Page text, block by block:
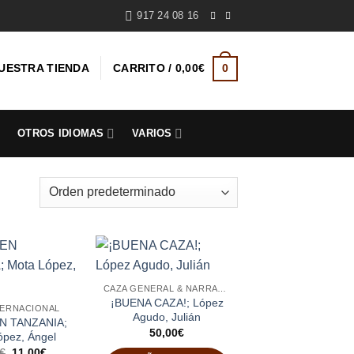
917 24 08 16
TIENDA CARRITO / 0,00€ 0
OTROS IDIOMAS VARIOS
TANZANIA;
Ángel
CAZA GENERAL & NARRATIVA
¡BUENA CAZA!; López
Agudo, Julián
50,00€